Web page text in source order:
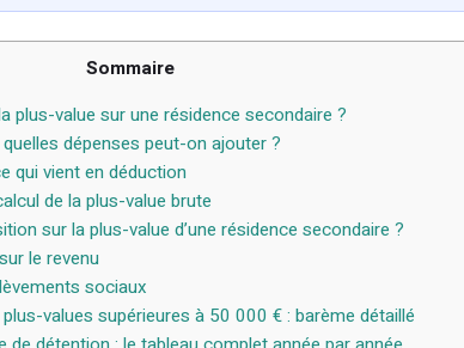
Sommaire
plus-value sur une résidence secondaire ?
quelles dépenses peut-on ajouter ?
qui vient en déduction
de la plus-value brute
sur la plus-value d’une résidence secondaire ?
le revenu
sociaux
values supérieures à 50 000 € : barème détaillé